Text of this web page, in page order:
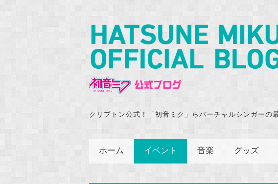
クリプトン公式！「初音ミク」らバーチャルシンガーの
ホーム イベント 音楽 グッズ